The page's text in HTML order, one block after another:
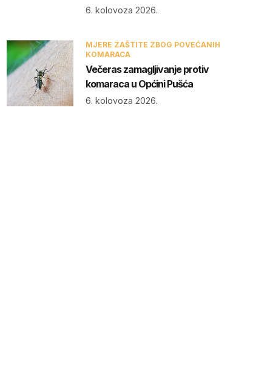
6. kolovoza 2026.
MJERE ZAŠTITE ZBOG POVEĆANIH
KOMARACA
Večeras zamagljivanje protiv
komaraca u Općini Pušća
6. kolovoza 2026.